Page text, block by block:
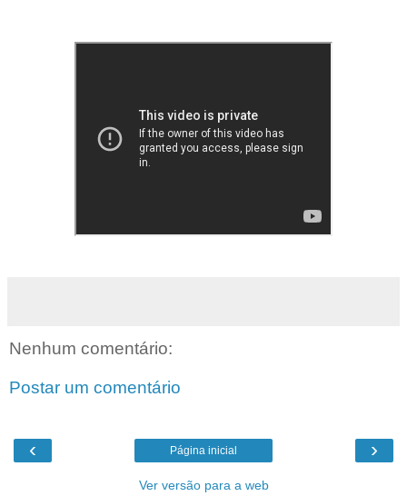
Nenhum comentário:
Postar um comentário
‹ ›
Página inicial
Ver versão para a web